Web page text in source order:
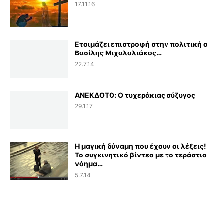
17.11.16
Ετοιμάζει επιστροφή στην πολιτική ο
Βασίλης Μιχαλολιάκος…
22.7.14
ΑΝΕΚΔΟΤΟ: Ο τυχεράκιας σύζυγος
29.1.17
Η μαγική δύναμη που έχουν οι λέξεις!
Το συγκινητικό βίντεο με το τεράστιο
νόημα…
5.7.14